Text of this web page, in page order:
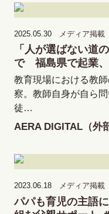
2025.05.30 メディア掲載
「人が選ばない道
で 福島県で起業、
教育現場における教
察。教師自身が自ら
徒…
AERA DIGITAL（外
2023.06.18 メディア掲載
パパも育児の主語